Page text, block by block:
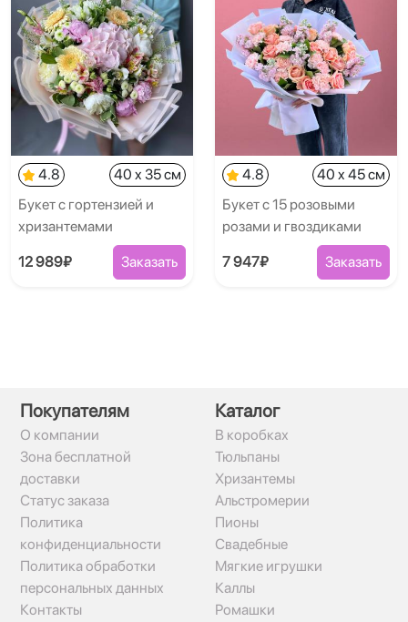
4.8
40 x 35 см
Букет с гортензией и
хризантемами
12 989₽ Заказать
4.8
40 x 45 см
Букет с 15 розовыми
розами и гвоздиками
7 947₽ Заказать
Покупателям
О компании
Зона бесплатной
доставки
Статус заказа
Политика
конфиденциальности
Политика обработки
персональных данных
Контакты
Каталог
В коробках
Тюльпаны
Хризантемы
Альстромерии
Пионы
Свадебные
Мягкие игрушки
Каллы
Ромашки